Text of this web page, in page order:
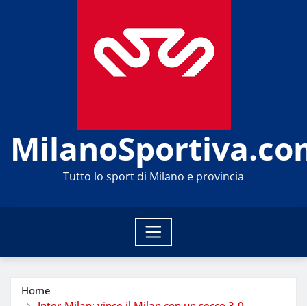
Tutto lo sport di Milano e provincia
Home